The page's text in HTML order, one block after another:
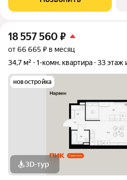
стадион». 2 минуты на
18 557 560 ₽
от 66 665 ₽ в месяц
34,7 м²
1-комн. квартира 33 этаж
новостройка
3D-тур